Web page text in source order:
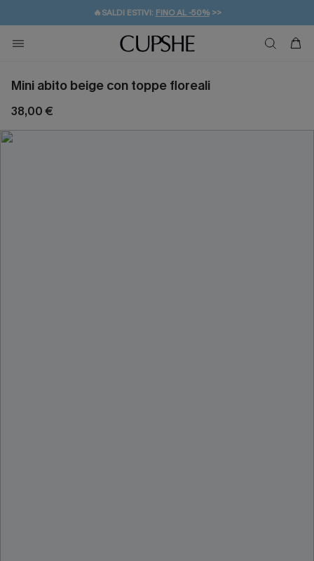
🔥SALDI ESTIVI: FINO AL -50%>>
🚚SPEDIZIONE GRATUITA DA 49€
💌REGALO PER I NUOVI: 20% DI SCONTO*
Mini abito beige con toppe floreali
38,00 €